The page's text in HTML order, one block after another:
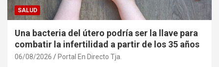
SALUD
Una bacteria del útero podría ser la llave para
combatir la infertilidad a partir de los 35 años
06/08/2026 Portal En Directo Tja.